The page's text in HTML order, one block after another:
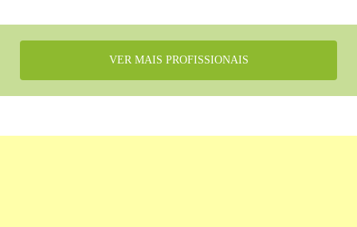
VER MAIS PROFISSIONAIS